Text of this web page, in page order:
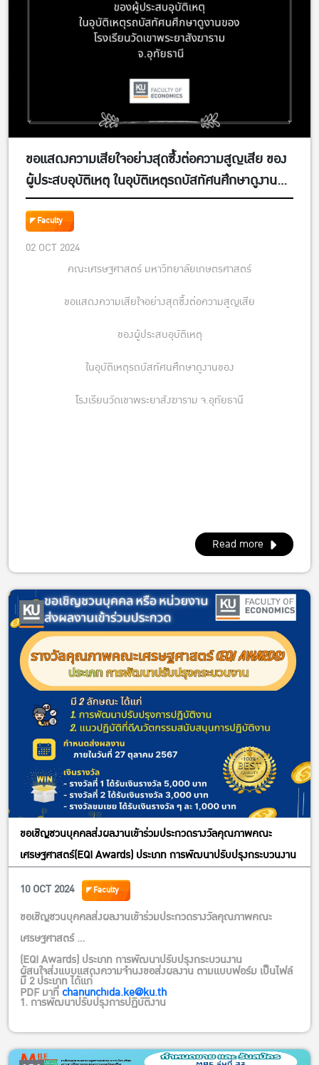
ขอแสดงความเสียใจอย่างสุดซึ้งต่อความสูญเสีย ของ
ผู้ประสบอุบัติเหตุ ในอุบัติเหตุรถบัสทัศนศึกษาดูงาน
ของ โรงเรียนวัดเขาพระยาสังฆาราม จ.อุทัยธานี
Faculty
02 OCT 2024
คณะเศรษฐศาสตร์ มหาวิทยาลัยเกษตรศาสตร์
ขอแสดงความเสียใจอย่างสุดซึ้งต่อความสูญเสีย
ของผู้ประสบอุบัติเหตุ
ในอุบัติเหตุรถบัสทัศนศึกษาดูงานของ
โรงเรียนวัดเขาพระยาสังฆาราม จ.อุทัยธานี
Read more
ขอเชิญชวนบุคคลส่งผลงานเข้าร่วมประกวดรางวัลคุณภาพคณะ
เศรษฐศาสตร์(EQI Awards) ประเภท การพัฒนาปรับปรุงกระบวนงาน
10 OCT 2024
Faculty
ขอเชิญชวนบุคคลส่งผลงานเข้าร่วมประกวดรางวัลคุณภาพคณะ
เศรษฐศาสตร์
(EQI Awards) ประเภท การพัฒนาปรับปรุงกระบวนงาน
มี 2 ประเภท ได้แก่
1. การพัฒนาปรับปรุงการปฏิบัติงาน
(#) กำหนดส่งผลงาน (*)*ภายในวันที่ 27 ตุลาคม 2567* (*)
ผู้สนใจส่งแบบแสดงความจำนงขอส่งผลงาน ตามแบบฟอร์ม เป็นไฟล์
PDF มาที่chanunchida.ke@ku.th